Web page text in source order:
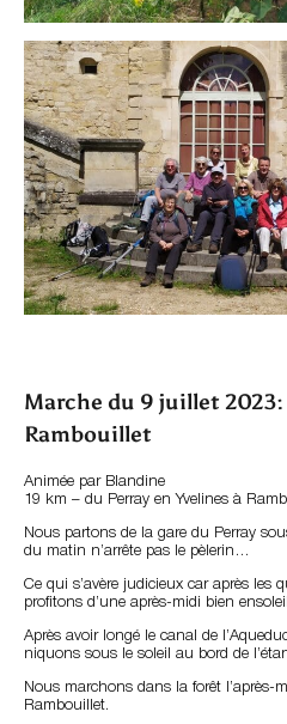
Marche du 9 juillet
Rambouillet
Animée par Blandine
19 km – du Perray en Yvelines à
Nous partons de la gare du Perray
du matin n’arrête pas le pèlerin…
Ce qui s’avère judicieux car après les
profitons d’une après-midi bien
Après avoir longé le canal de
niquons sous le soleil au bord de
Nous marchons dans la forêt l’après-
Rambouillet.